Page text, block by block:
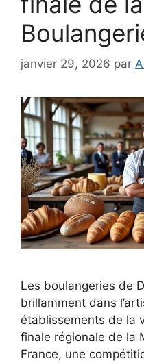
janvier 29, 2026 par
Les boulangeries de
brillamment dans
établissements de la
finale régionale de la
France, une